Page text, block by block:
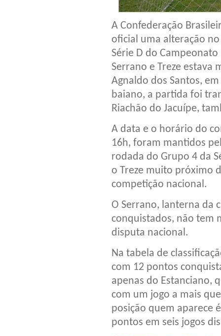
A Confederação
oficial uma alteração
Série D do
Serrano e Treze estava
Agnaldo dos Santos,
baiano, a partida foi
Riachão do Jacuípe,
A data e o horário do
16h, foram mantidos
rodada do Grupo 4 da
o Treze muito próximo
competição nacional.
O Serrano, lanterna da
conquistados, não tem
disputa nacional.
Na tabela de
com 12 pontos
apenas do Estanciano,
com um jogo a mais
posição quem aparece
pontos em seis jogos